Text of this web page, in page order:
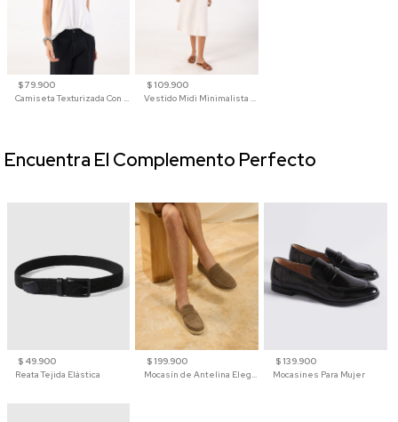
$ 79.900
Camiseta Texturizada Con Cuello En V Para Mujer
$ 109.900
Vestido Midi Minimalista De Silueta Amplia
$ 49.900
Reata Tejida Elástica
$ 199.900
Mocasín de Antelina Elegante con Suela de Contraste Para Hombre
$ 139.900
Mocasines Para Mujer
Encuentra El Complemento Perfecto